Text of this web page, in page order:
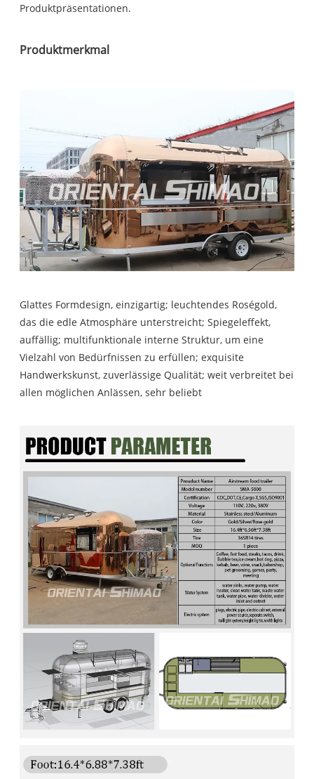
Produktpräsentationen.
Produktmerkmal
Glattes Formdesign, einzigartig; leuchtendes Roségold,
das die edle Atmosphäre unterstreicht; Spiegeleffekt,
auffällig; multifunktionale interne Struktur, um eine
Vielzahl von Bedürfnissen zu erfüllen; exquisite
Handwerkskunst, zuverlässige Qualität; weit verbreitet bei
allen möglichen Anlässen, sehr beliebt